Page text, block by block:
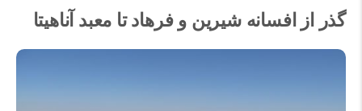
گذر از افسانه شیرین و فرهاد تا معبد آناهیتا